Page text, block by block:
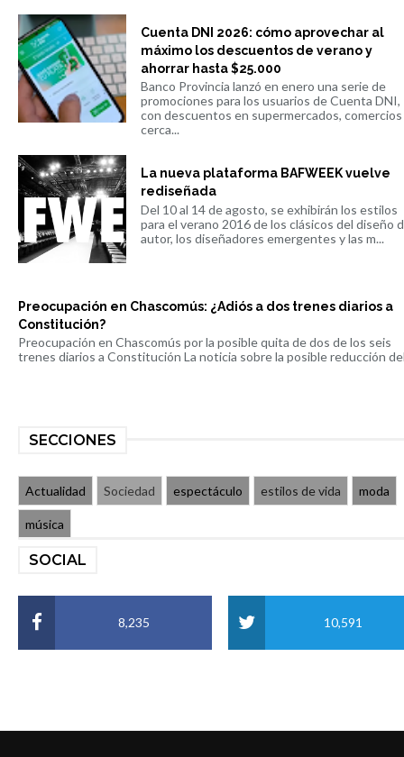
Cuenta DNI 2026: cómo aprovechar al
máximo los descuentos de verano y
ahorrar hasta $25.000
Banco Provincia lanzó en enero una serie de
promociones para los usuarios de Cuenta DNI,
con descuentos en supermercados,
cerca...
La nueva plataforma BAFWEEK vuelve
rediseñada
Del 10 al 14 de agosto, se exhibirán los estilos
para el verano 2016 de los clásicos del diseño
autor, los diseñadores emergentes y las m...
Preocupación en Chascomús: ¿Adiós a dos trenes diarios a
Constitución?
Preocupación en Chascomús por la posible quita de dos de los seis
trenes diarios a Constitución La noticia sobre la posible reducción
SECCIONES
Actualidad Sociedad espectáculo estilos de vida moda
música
SOCIAL
8,235 10,591